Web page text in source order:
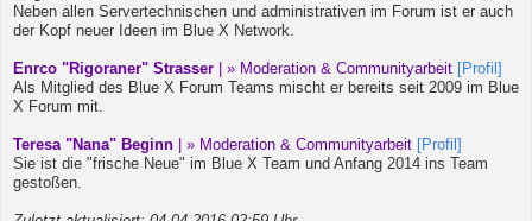
Neben allen Servertechnischen und administrativen im Forum ist er auch
der Kopf neuer Ideen im Blue X Network.
Enrco "Rigoraner" Strasser | » Moderation & Communityarbeit
[Profil]
Als Mitglied des Blue X Forum Teams mischt er bereits seit 2009 im Blue
X Forum mit.
Teresa "Nana" Beginn | » Moderation & Communityarbeit
[Profil]
Sie ist die "frische Neue" im Blue X Team und Anfang 2014 ins Team
gestoßen.